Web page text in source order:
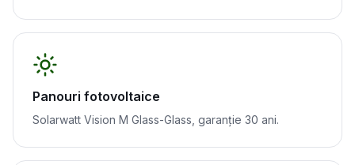
Panouri fotovoltaice
Solarwatt Vision M Glass-Glass, garanție 30 ani.